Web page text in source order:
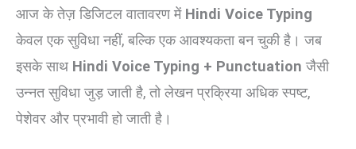
आज के तेज़ डिजिटल वातावरण में Hindi Voice Typing
केवल एक सुविधा नहीं, बल्कि एक आवश्यकता बन चुकी है। जब
इसके साथ Hindi Voice Typing + Punctuation जैसी
उन्नत सुविधा जुड़ जाती है, तो लेखन प्रक्रिया अधिक स्पष्ट,
पेशेवर और प्रभावी हो जाती है।